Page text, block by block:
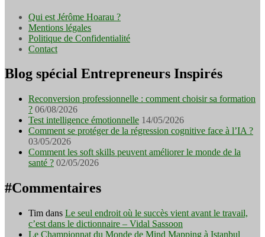
Qui est Jérôme Hoarau ?
Mentions légales
Politique de Confidentialité
Contact
Blog spécial Entrepreneurs Inspirés
Reconversion professionnelle : comment choisir sa formation
? 06/08/2026
Test intelligence émotionnelle 14/05/2026
Comment se protéger de la régression cognitive face à l’IA ?
03/05/2026
Comment les soft skills peuvent améliorer le monde de la
santé ? 02/05/2026
#Commentaires
Tim dans Le seul endroit où le succès vient avant le travail,
c’est dans le dictionnaire – Vidal Sassoon
Le Championnat du Monde de Mind Mapping à Istanbul